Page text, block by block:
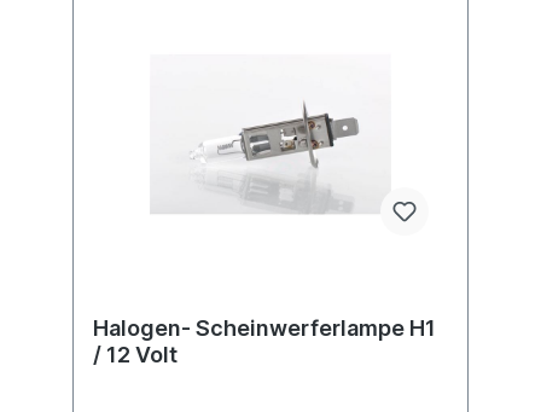
Halogen- Scheinwerferlampe H1
/ 12 Volt